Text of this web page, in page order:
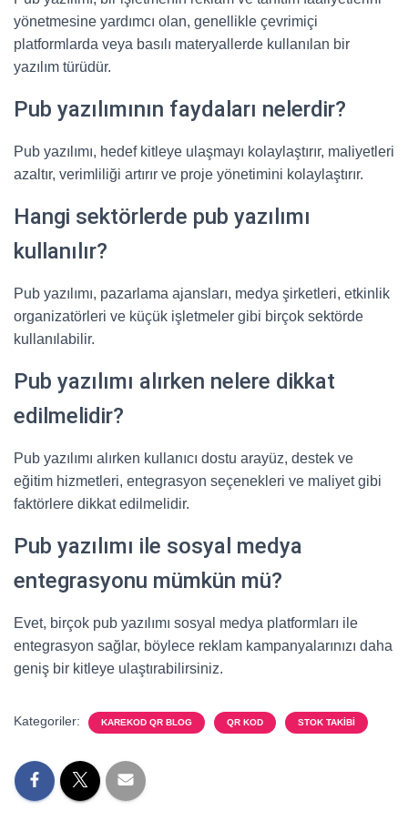
yönetmesine yardımcı olan, genellikle çevrimiçi
platformlarda veya basılı materyallerde kullanılan bir
yazılım türüdür.
Pub yazılımının faydaları nelerdir?
Pub yazılımı, hedef kitleye ulaşmayı kolaylaştırır, maliyetleri
azaltır, verimliliği artırır ve proje yönetimini kolaylaştırır.
Hangi sektörlerde pub yazılımı
kullanılır?
Pub yazılımı, pazarlama ajansları, medya şirketleri, etkinlik
organizatörleri ve küçük işletmeler gibi birçok sektörde
kullanılabilir.
Pub yazılımı alırken nelere dikkat
edilmelidir?
Pub yazılımı alırken kullanıcı dostu arayüz, destek ve
eğitim hizmetleri, entegrasyon seçenekleri ve maliyet gibi
faktörlere dikkat edilmelidir.
Pub yazılımı ile sosyal medya
entegrasyonu mümkün mü?
Evet, birçok pub yazılımı sosyal medya platformları ile
entegrasyon sağlar, böylece reklam kampanyalarınızı daha
geniş bir kitleye ulaştırabilirsiniz.
Kategoriler: KAREKOD QR BLOG QR KOD STOK TAKIBI